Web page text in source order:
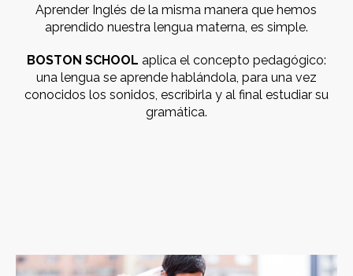
Aprender Inglés de la misma manera que hemos
aprendido nuestra lengua materna, es simple.
BOSTON SCHOOL aplica el concepto pedagógico:
una lengua se aprende hablándola, para una vez
conocidos los sonidos, escribirla y al final estudiar su
gramática.